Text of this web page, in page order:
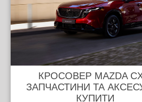
КРОСОВЕР MAZDA
ЗАПЧАСТИНИ ТА
КУПИТИ